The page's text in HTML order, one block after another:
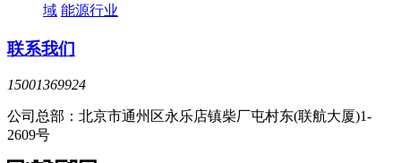
域 能源行业
联系我们
15001369924
公司总部：北京市通州区永乐店镇柴厂屯村东(联航大厦)1-
2609号